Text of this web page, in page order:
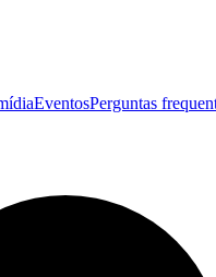
EventosPerguntas